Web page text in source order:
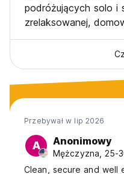
podróżujących solo i
zrelaksowanej,
Przebywał w lip 2026
A Anonimowy
Mężczyzna, 25-
Clean, secure and well